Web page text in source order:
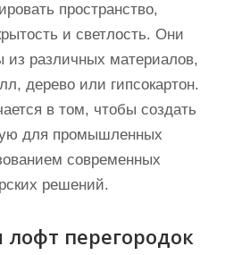
пространство,
и светлость. Они
из различных материалов,
дерево или гипсокартон.
в том, чтобы создать
для промышленных
современных
решений.
перегородок